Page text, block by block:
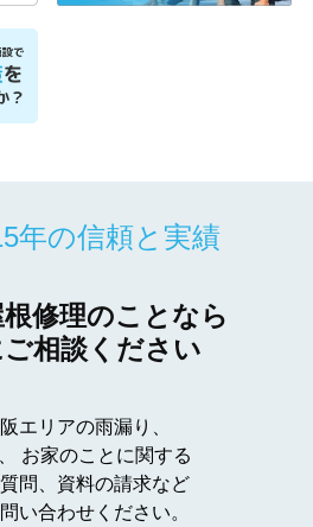
年の信頼と実績
修理のことなら
相談ください
エリアの雨漏り、
お家のことに関する
問、資料の請求など
い合わせください。